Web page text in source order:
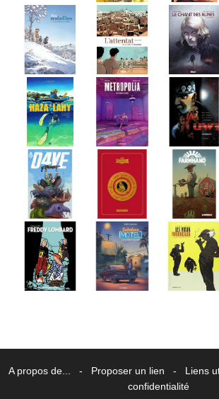
A propos de... - Proposer un lien - Liens
confidentialité